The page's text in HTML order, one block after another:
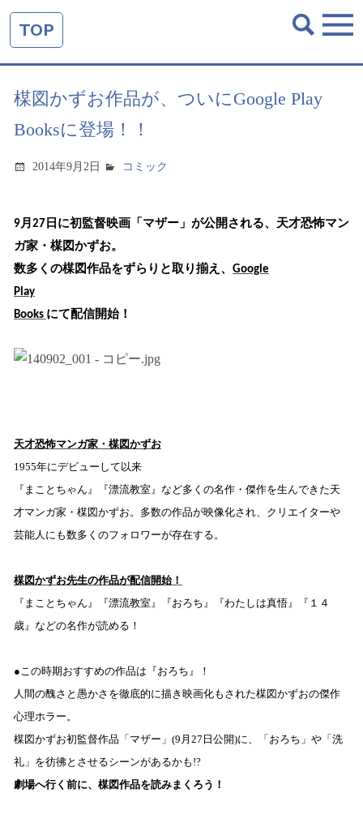
TOP
楳図かずお作品が、ついにGoogle Play
Booksに登場！！
2014年9月2日 コミック
9 月 27 日 に初監督映画「マザー」 が公開される、 天才恐怖マン
ガ家・楳図かずお。
数多くの楳図作品をずらりと取り揃え 、 Google
Play
Books にて配信開始！
天才恐怖マンガ家・楳図かずお
1955年にデビューして以来
『まことちゃん』『漂流教室』など多くの名作・傑作を生んできた天
才マンガ家・楳図かずお。多数の作品が映像化され、クリエイターや
芸能人にも数多くのフォロワーが存在する。
楳図かずお先生の作品が配信開始 ！
『まことちゃん』『漂流教室』『おろち』『わたしは真悟』『１４
歳』などの名作が読める！
●この時期おすすめの作品は 『おろち』
！
人間の醜さと愚かさを徹底的に描き映画化もされた楳図かずおの傑作
心理ホラー。
楳図かずお初監督作品「マザー」 (9 月 27 日公開)に、「おろち」や「洗
礼」を彷彿とさせるシーンがあるかも !?
劇場へ行く前に、楳図作品を読みまくろう ！